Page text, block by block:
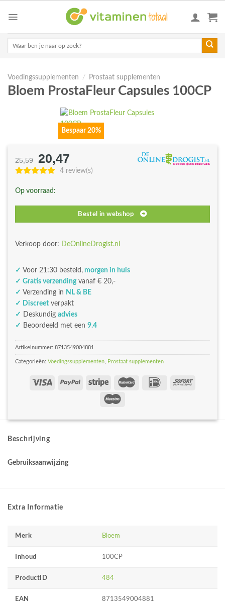
Voedingssupplementen / Prostaat supplementen
Bloem ProstaFleur Capsules 100CP
Bespaar 20%
25,59
Oorspronkelijke
prijs
€25,59.
20,47
prijs
4 review(s)
Op voorraad:
Bestel in webshop
Verkoop door: DeOnlineDrogist.nl
✓ Voor 21:30 besteld, morgen in huis
✓ Gratis verzendingvanaf € 20,-
✓ Verzending in NL & BE
✓ Discreet verpakt
✓
Deskundig advies
✓ Beoordeeld met een 9.4
Artikelnummer: 8713549004881
Categorieën: Voedingssupplementen Prostaat supplementen
Beschrijving
Gebruiksaanwijzing
Extra Informatie
Merk Bloem
Inhoud 100CP
ProductID 484
EAN 8713549004881